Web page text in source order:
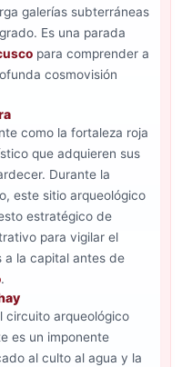
galerías subterráneas
Es una parada
para comprender a
cosmovisión
como la fortaleza roja
que adquieren sus
Durante la
este sitio arqueológico
estratégico de
para vigilar el
a la capital antes de
.
circuito arqueológico
es un imponente
al culto al agua y la